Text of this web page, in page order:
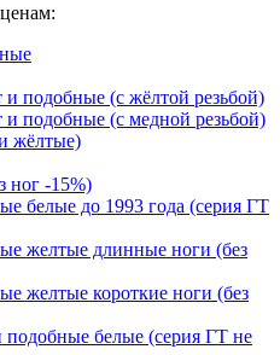
и подобные (с жёлтой резьбой)
и подобные (с медной резьбой)
жёлтые)
ног -15%)
белые до 1993 года (серия ГТ
желтые длинные ноги (без
желтые короткие ноги (без
белые (серия ГТ не